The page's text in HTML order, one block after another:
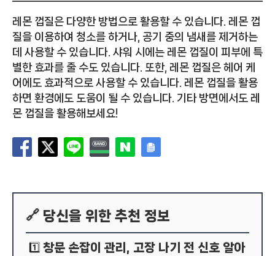
레몬 껍질은 다양한 방법으로 활용할 수 있습니다. 레몬 껍
질을 이용하여 청소를 하거나, 공기 중의 냄새를 제거하는
데 사용할 수 있습니다. 샤워 시에는 레몬 껍질이 피부에 특
별한 효과를 줄 수도 있습니다. 또한, 레몬 껍질은 헤어 케
어에도 효과적으로 사용할 수 있습니다. 레몬 껍질을 활용
하면 환경에도 도움이 될 수 있습니다. 기타 방면에서도 레
몬 껍질을 활용해보세요!
🔗 당신을 위한 추천 정보
1️⃣ 창문 손잡이 관리, 고장 나기 전 신호 알아